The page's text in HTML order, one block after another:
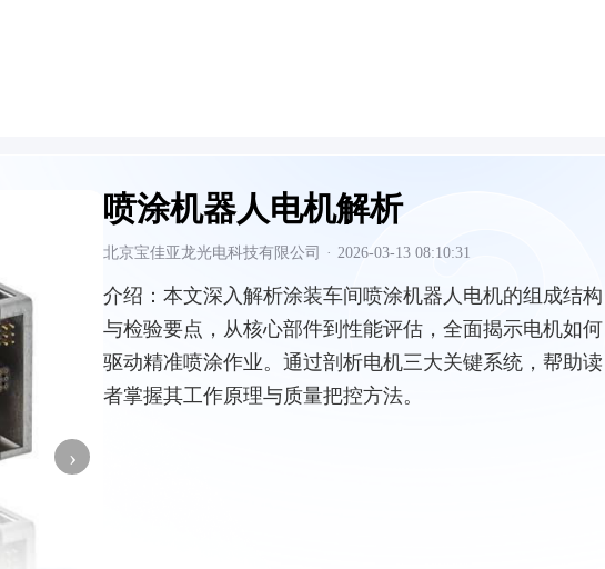
›
喷涂机器人电机解析
北京宝佳亚龙光电科技有限公司 · 2026-03-13 08:10:31
介绍： 本文深入解析涂装车间喷涂机器人电机的组成结构
与检验要点，从核心部件到性能评估，全面揭示电机如何
驱动精准喷涂作业。通过剖析电机三大关键系统，帮助读
者掌握其工作原理与质量把控方法。